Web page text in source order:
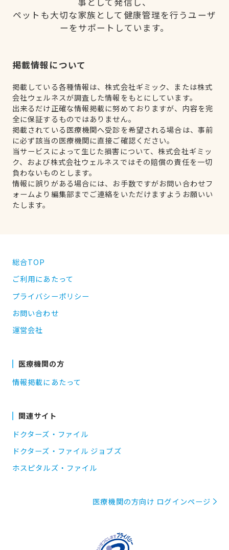
ペットも大切な家族として健康管理を行うユーザ
ーをサポートしています。
掲載情報について
掲載している各種情報は、株式会社ギミック、または株式
会社ウェルネスが調査した情報をもとにしています。
出来るだけ正確な情報掲載に努めておりますが、内容を完
全に保証するものではありません。
掲載されている医療機関へ受診を希望される場合は、事前
に必ず該当の医療機関に直接ご確認ください。
当サービスによって生じた損害について、株式会社ギミッ
ク、および株式会社ウェルネスではその賠償の責任を一切
負わないものとします。
情報に誤りがある場合には、お手数ですがお問い合わせフ
ォームより編集部までご連絡をいただけますようお願いい
たします。
総合TOP
ご利用にあたって
プライバシーポリシー
お問い合わせ
運営会社
医療機関の方
情報掲載にあたって
関連サイト
ドクターズ・ファイル
ドクターズ・ファイル ジョブズ
ホスピタルズ・ファイル
医療機関の方向け ログインページ